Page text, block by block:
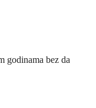
godinama bez da